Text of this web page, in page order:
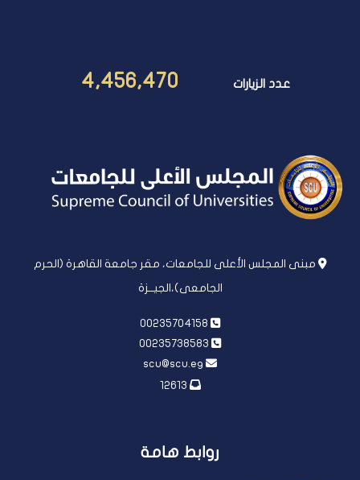
عدد الزيارات 4,456,470
مبنى المجلس الأعلى للجامعات، مقر جامعة القاهرة (الحرم
الجامعى)،الجيــزة
روابط هامة